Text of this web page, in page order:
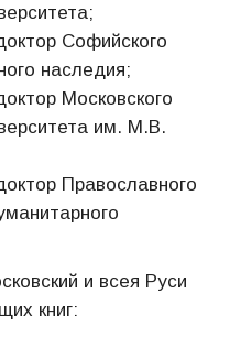
Софийского
наследия;
Московского
им. М.В.
Православного
и всея Руси
книг: